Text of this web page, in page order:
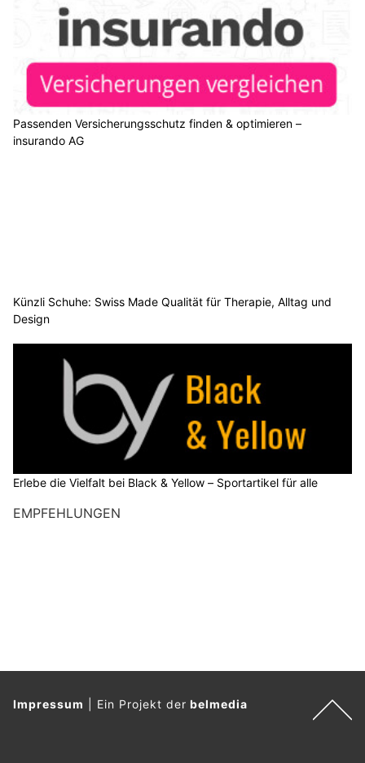
Passenden Versicherungsschutz finden & optimieren –
insurando AG
Künzli Schuhe: Swiss Made Qualität für Therapie, Alltag und
Design
Erlebe die Vielfalt bei Black & Yellow – Sportartikel für alle
EMPFEHLUNGEN
Impressum Ein Projekt derbelmedia